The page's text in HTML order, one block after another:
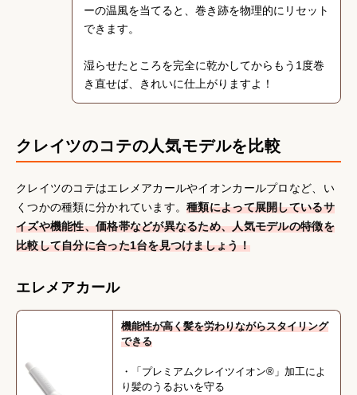
ーの温風を当てると、巻き跡を物理的にリセット
できます。
湿らせたところを完全に乾かしてからもう1度巻
き直せば、きれいに仕上がりますよ！
クレイツのコテの人気モデルを比較
クレイツのコテはエレメアカールやイオンカールプロなど、い
くつかの種類に分かれています。種類によって展開しているサ
イズや機能性、価格帯などが異なるため、人気モデルの特徴を
比較して自分に合った1台を見つけましょう！
エレメアカール
機能性が高く髪を労わりながらスタイリング
できる
・「プレミアムクレイツイオン®」加工によ
り髪のうるおいを守る